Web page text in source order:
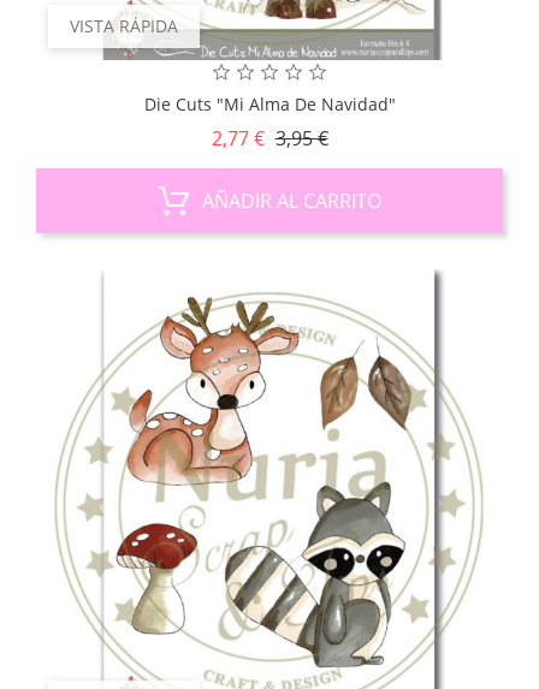
VISTA RÁPIDA
Die Cuts "Mi Alma De Navidad"
2,77 € Precio
3,95 €Precio
AÑADIR AL CARRITO